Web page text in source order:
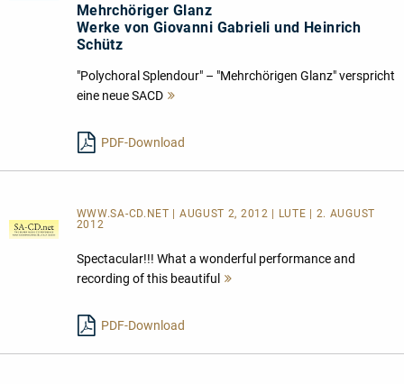
Mehrchöriger Glanz
Werke von Giovanni Gabrieli und Heinrich
Schütz
"Polychoral Splendour" – "Mehrchörigen Glanz" verspricht
eine neue SACD
PDF-Download
WWW.SA-CD.NET | AUGUST 2, 2012 | LUTE | 2. AUGUST
2012
Spectacular!!! What a wonderful performance and
recording of this beautiful
PDF-Download